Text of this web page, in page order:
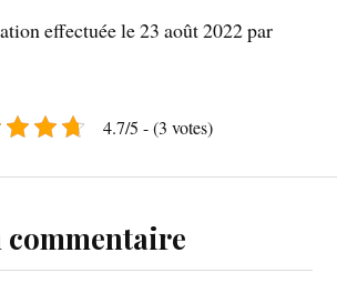
effectuée le 23 août 2022 par
4.7/5 - (3 votes)
commentaire